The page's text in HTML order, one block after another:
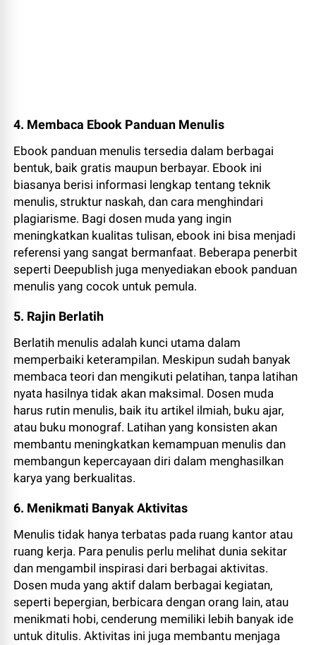
4. Membaca Ebook Panduan Menulis
Ebook panduan menulis tersedia dalam berbagai
bentuk, baik gratis maupun berbayar. Ebook ini
biasanya berisi informasi lengkap tentang teknik
menulis, struktur naskah, dan cara menghindari
plagiarisme. Bagi dosen muda yang ingin
meningkatkan kualitas tulisan, ebook ini bisa menjadi
referensi yang sangat bermanfaat. Beberapa penerbit
seperti Deepublish juga menyediakan ebook panduan
menulis yang cocok untuk pemula.
5. Rajin Berlatih
Berlatih menulis adalah kunci utama dalam
memperbaiki keterampilan. Meskipun sudah banyak
membaca teori dan mengikuti pelatihan, tanpa latihan
nyata hasilnya tidak akan maksimal. Dosen muda
harus rutin menulis, baik itu artikel ilmiah, buku ajar,
atau buku monograf. Latihan yang konsisten akan
membantu meningkatkan kemampuan menulis dan
membangun kepercayaan diri dalam menghasilkan
karya yang berkualitas.
6. Menikmati Banyak Aktivitas
Menulis tidak hanya terbatas pada ruang kantor atau
ruang kerja. Para penulis perlu melihat dunia sekitar
dan mengambil inspirasi dari berbagai aktivitas.
Dosen muda yang aktif dalam berbagai kegiatan,
seperti bepergian, berbicara dengan orang lain, atau
menikmati hobi, cenderung memiliki lebih banyak ide
untuk ditulis. Aktivitas ini juga membantu menjaga